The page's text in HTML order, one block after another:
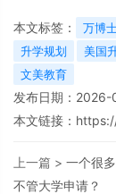
本文标签： 万博
升学规划
美国
文美教育
发布日期：
本文链接：
上一篇 > 一个很
不管大学申请？